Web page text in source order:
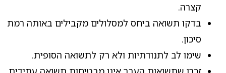
קצרה.
בדקו תשואה ביחס למסלולים מקבילים באותה רמת
סיכון.
שימו לב לתנודתיות ולא רק לתשואה הסופית.